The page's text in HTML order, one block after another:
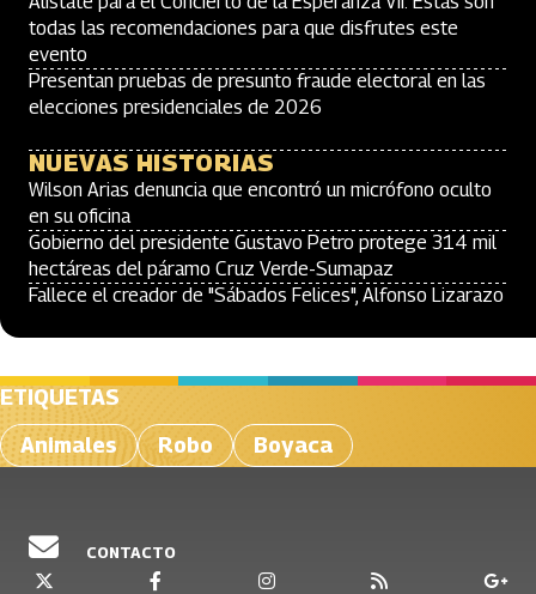
todas las recomendaciones para que disfrutes este
evento
Presentan pruebas de presunto fraude electoral en las
elecciones presidenciales de 2026
NUEVAS HISTORIAS
Wilson Arias denuncia que encontró un micrófono oculto
en su oficina
Gobierno del presidente Gustavo Petro protege 314 mil
hectáreas del páramo Cruz Verde-Sumapaz
Fallece el creador de "Sábados Felices", Alfonso Lizarazo
ETIQUETAS
Animales
Robo Boyaca
CONTACTO